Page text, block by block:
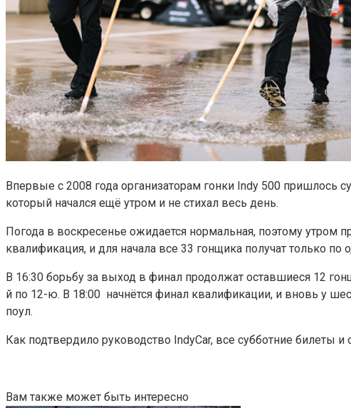
Впервые с 2008 года организаторам гонки Indy 500
который начался ещё утром и не стихал весь день.
Погода в воскресенье ожидается нормальная, поэтому утром
квалификация, и для начала все 33 гонщика получат только
В 16:30 борьбу за выход в финал продолжат оставшиеся 12
й по 12-ю. В 18:00 начнётся финал квалификации, и вновь у
поул.
Как подтвердило руководство IndyCar, все субботние билеты
Вам также может быть интересно